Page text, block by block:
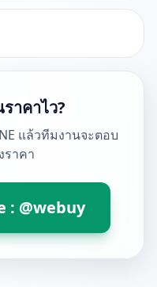
าคาไว?
แล้วทีมงานจะตอบ
ราคา
: @webuy